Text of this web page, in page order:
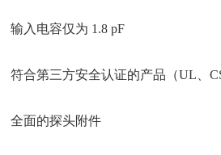
输入电容仅为 1.8 pF
符合第三方安全认证的产品（UL、
全面的探头附件